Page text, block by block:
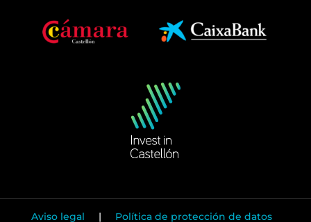
Aviso legal | Política de protección de datos